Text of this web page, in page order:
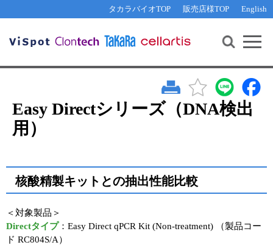
タカラバイオTOP 販売店様TOP English
機能解析・サイレンシング
核酸抽出・精製・標識
PCR・等温増幅
装置・ソフトウェア
テクニカルサポートライン
その他 ライセンスに関するご相談
遺伝子組換え生物該当製品
研究支援ツール
Cut-Site Navigator 制限酵素切断サイトの検索
抗体検索サイト
リアルタイムPCR （プローブ法）
プライマー・プローブ検索・注文
機器ソフトウェア・ベクター配列ダウンロード
お問い合わせ WEB会員登録
Easy Directシリーズ（DNA検出
用）
核酸精製キットとの抽出性能比較
＜対象製品＞
Directタイプ：Easy Direct qPCR Kit (Non-treatment) （製品コー
ド RC804S/A）